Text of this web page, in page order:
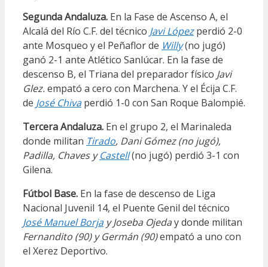
Segunda Andaluza. En la Fase de Ascenso A, el
Alcalá del Río C.F. del técnico Javi Lópezperdió 2-0
ante Mosqueo y el Peñaflor de Willy(no jugó)
ganó 2-1 ante Atlético Sanlúcar. En la fase de
descenso B, el Triana del preparador físico Javi
Glez.empató a cero con Marchena. Y el Écija C.F.
de José Chivaperdió 1-0 con San Roque Balompié.
Tercera Andaluza. En el grupo 2, el Marinaleda
donde militan Tirado, Dani Gómez (no jugó),
Padilla, Chaves yCastell(no jugó) perdió 3-1 con
Gilena.
Fútbol Base. En la fase de descenso de Liga
Nacional Juvenil 14, el Puente Genil del técnico
José Manuel Borja y Joseba Ojeday donde militan
Fernandito (90) y Germán (90)empató a uno con
el Xerez Deportivo.